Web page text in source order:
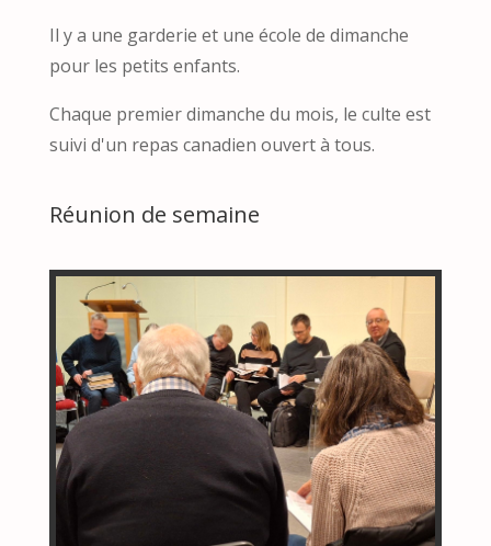
Il y a une garderie et une école de dimanche
pour les petits enfants.
Chaque premier dimanche du mois, le culte est
suivi d'un repas canadien ouvert à tous.
Réunion de semaine